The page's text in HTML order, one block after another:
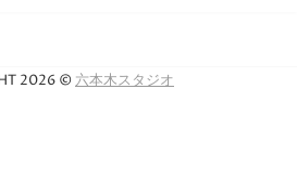
2026 © 六本木スタジオ